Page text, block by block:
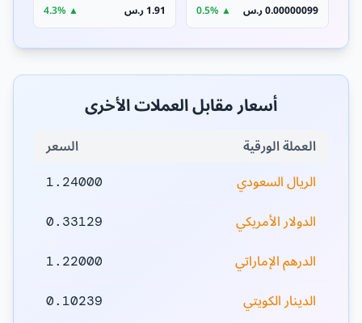
0.00000099 ر.س
▲ 0.5%
1.91 ر.س
▲ 4.3%
أسعار مقابل العملات الأخرى
العملة الورقية
السعر
الريال السعودي
1.24000
الدولار الأمريكي 0.33129
الدرهم الإماراتي 1.22000
الدينار الكويتي 0.10239